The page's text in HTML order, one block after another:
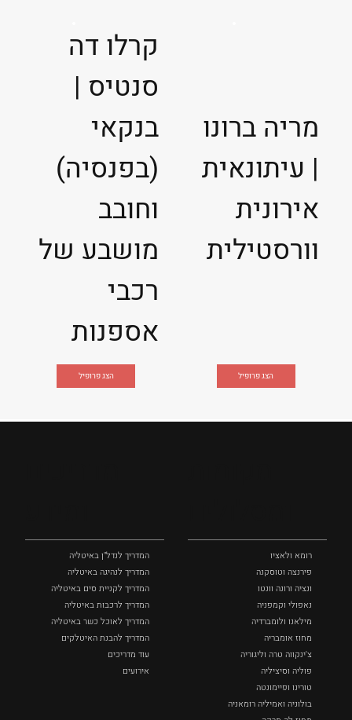
קרלו דה
סנטיס |
בנקאי
(בפנסיה)
וחובב
מושבע של
רכבי
אספנות
הצג פרופיל
מריה ברונו
| עיתונאית
אירונית
וורסטילית
הצג פרופיל
רומא ולאציו
פירנצה וטוסקנה ‏
ונציה ורונה וונטו
נאפולי‏ וקמפניה
מילאנו ולומברדיה
מחוז אומבריה
צ'ינקווה טרה וליגוריה
פוליה וסיציליה ‏
טורינו ופיימונטה
בולוניה ואמיליה רומאניה
המדריך לנדל"ן באיטליה
המדריך לנהיגה באיטליה
המדריך לקניית סים באיטליה
המדריך לרכבות באיטליה
המדריך לאוכל כשר באיטליה
המדריך להבנת האיטלקים
עוד מדריכים
אירועים